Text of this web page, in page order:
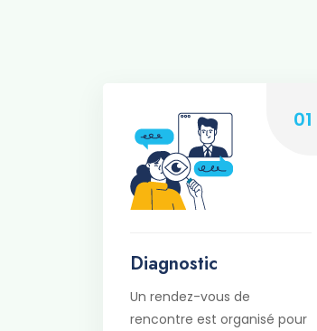
Diagnostic
Un rendez-vous de
rencontre est organisé pour
01